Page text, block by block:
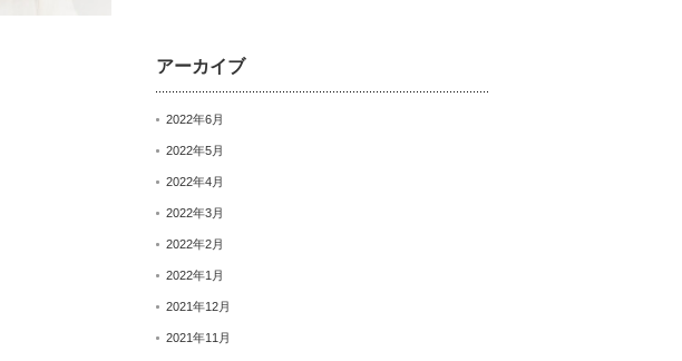
アーカイブ
2022年6月
2022年5月
2022年4月
2022年3月
2022年2月
2022年1月
2021年12月
2021年11月